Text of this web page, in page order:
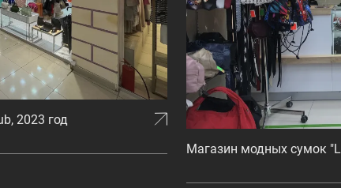
2023 год
Магазин модных сумок